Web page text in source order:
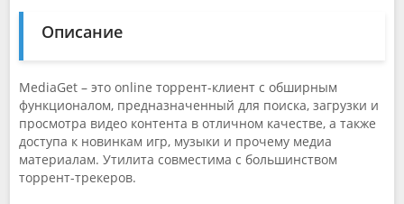
Описание
MediaGet – это online торрент-клиент с обширным
функционалом, предназначенный для поиска, загрузки и
просмотра видео контента в отличном качестве, а также
доступа к новинкам игр, музыки и прочему медиа
материалам. Утилита совместима с большинством
торрент-трекеров.